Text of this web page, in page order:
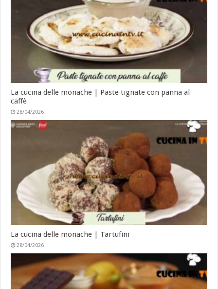
La cucina delle monache | Paste tignate con panna al
caffè
28/04/2026
La cucina delle monache | Tartufini
28/04/2026